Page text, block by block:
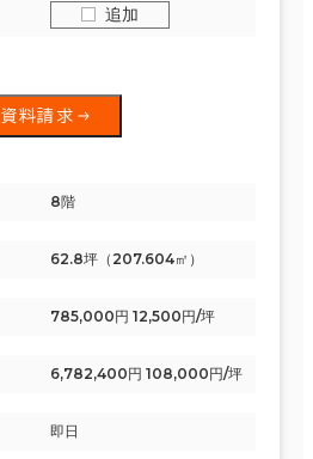
追加
資料請求
8階
62.8坪（207.604㎡）
785,000円 12,500円/坪
6,782,400円 108,000円/坪
即日